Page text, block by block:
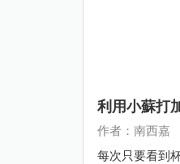
利用小蘇打
作者：南西嘉
每次只要看到